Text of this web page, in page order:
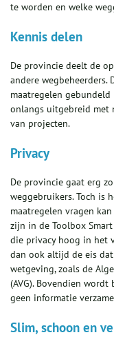
te worden en welke
Kennis delen
De provincie deelt de
andere wegbeheerders.
maatregelen gebundeld
onlangs uitgebreid met
van projecten.
Privacy
De provincie gaat erg
weggebruikers. Toch is
maatregelen vragen
zijn in de Toolbox
die privacy hoog in het
dan ook altijd de eis
wetgeving, zoals de
(AVG). Bovendien
geen informatie
Slim, schoon en